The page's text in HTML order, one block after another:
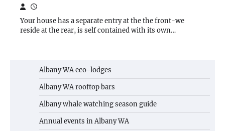
Your house has a separate entry at the the front-we
reside at the rear, is self contained with its own…
Albany WA eco-lodges
Albany WA rooftop bars
Albany whale watching season guide
Annual events in Albany WA